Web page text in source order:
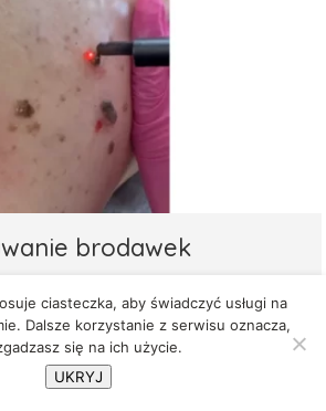
brodawek
ciasteczka, aby świadczyć usługi na
Dalsze korzystanie z serwisu oznacza,
się na ich użycie.
UKRYJ